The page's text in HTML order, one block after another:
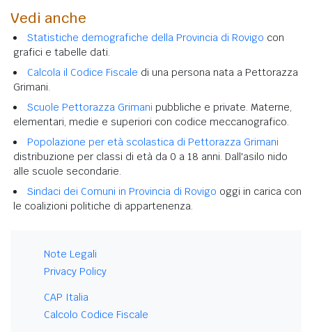
Vedi anche
Statistiche demografiche della Provincia di Rovigo con
grafici e tabelle dati.
Calcola il Codice Fiscale di una persona nata a Pettorazza
Grimani.
Scuole Pettorazza Grimani pubbliche e private. Materne,
elementari, medie e superiori con codice meccanografico.
Popolazione per età scolastica di Pettorazza Grimani
distribuzione per classi di età da 0 a 18 anni. Dall'asilo nido
alle scuole secondarie.
Sindaci dei Comuni in Provincia di Rovigo oggi in carica con
le coalizioni politiche di appartenenza.
Note Legali
Privacy Policy
CAP Italia
Calcolo Codice Fiscale